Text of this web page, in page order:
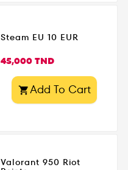
Steam EU 10 EUR
Prix
45,000 TND
Add To Cart
Valorant 950 Riot